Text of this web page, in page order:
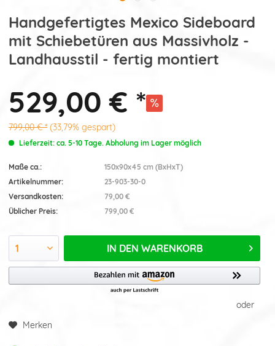
Handgefertigtes Mexico Sideboard
mit Schiebetüren aus Massivholz -
Landhausstil - fertig montiert
529,00 € *
799,00 € * (33,79% gespart)
Lieferzeit: ca. 5-10 Tage. Abholung im Lager möglich
Maße ca.:
150x90x45 cm (BxHxT)
Artikelnummer:
23-903-30-0
Versandkosten:
79,00 €
Üblicher Preis:
799,00 €
IN DEN WARENKORB
oder
Merken